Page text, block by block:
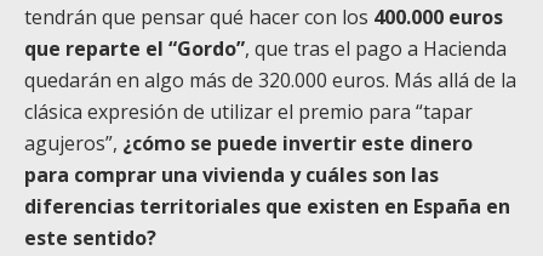
tendrán que pensar qué hacer con los 400.000 euros
que reparte el “Gordo”, que tras el pago a Hacienda
quedarán en algo más de 320.000 euros. Más allá de la
clásica expresión de utilizar el premio para “tapar
agujeros”, ¿cómo se puede invertir este dinero
para comprar una vivienda y cuáles son las
diferencias territoriales que existen en España en
este sentido?